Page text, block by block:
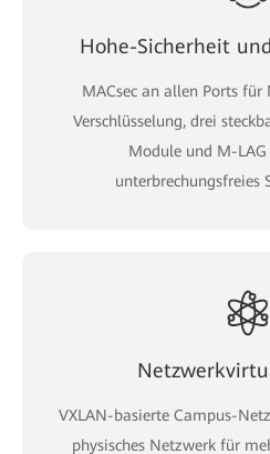
Hohe-Sicherheit
MACsec an allen Ports
Verschlüsselung, drei
Module und M-
unterbrechungsfreies
VXLAN-basierte Campus-
physisches Netzwerk für